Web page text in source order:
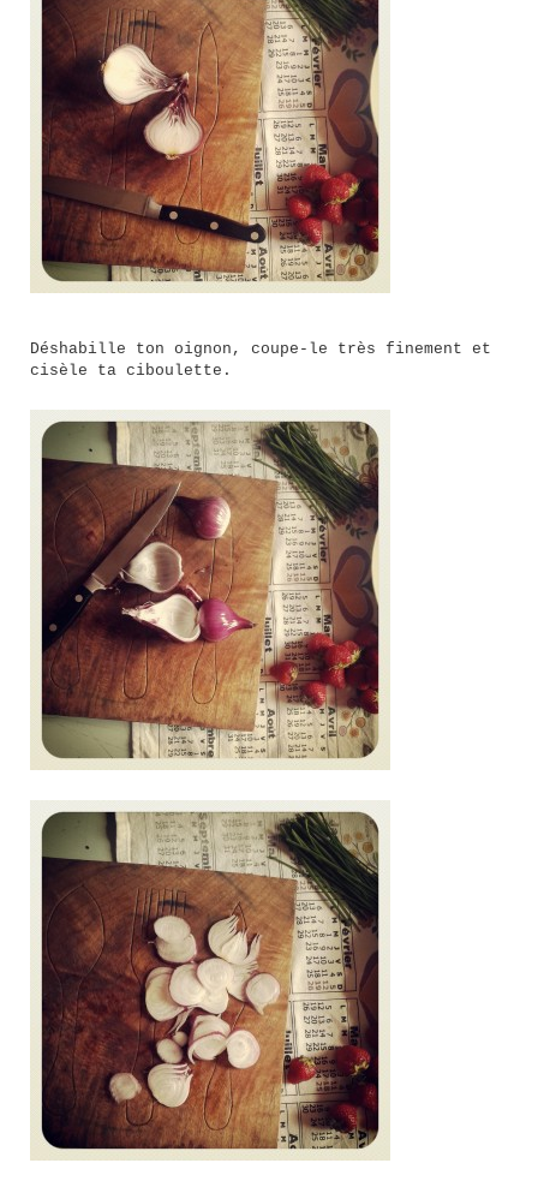
Déshabille ton oignon, coupe-le très finement et
cisèle ta ciboulette.